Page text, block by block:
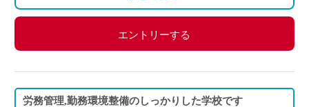
エントリーする
労務管理,勤務環境整備のしっかりした学校です